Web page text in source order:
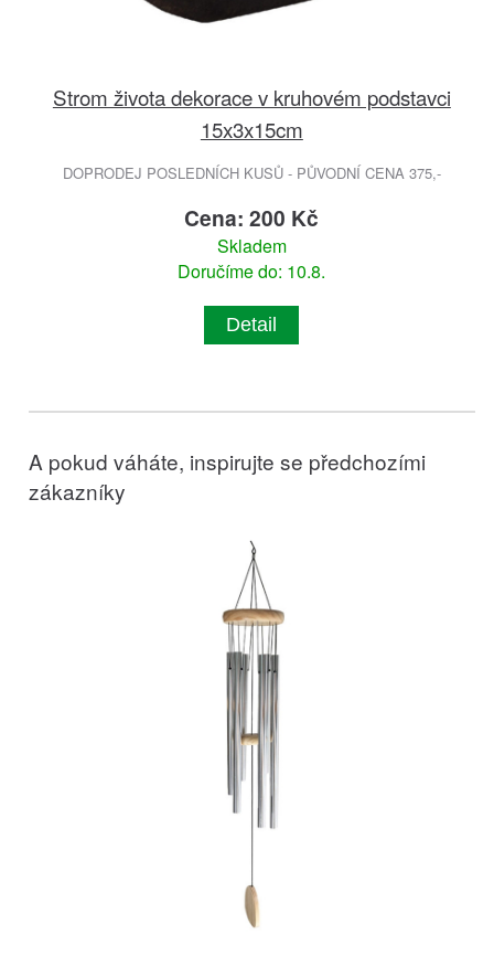
Strom života dekorace v kruhovém podstavci
15x3x15cm
DOPRODEJ POSLEDNÍCH KUSŮ - PŮVODNÍ CENA 375,-
Cena: 200 Kč
Skladem
Doručíme do: 10.8.
Detail
A pokud váháte, inspirujte se předchozími
zákazníky